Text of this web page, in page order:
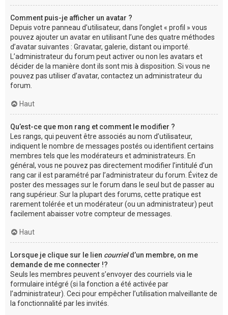
Comment puis-je afficher un avatar ?
Depuis votre panneau d’utilisateur, dans l’onglet « profil » vous
pouvez ajouter un avatar en utilisant l’une des quatre méthodes
d’avatar suivantes : Gravatar, galerie, distant ou importé.
L’administrateur du forum peut activer ou non les avatars et
décider de la manière dont ils sont mis à disposition. Si vous ne
pouvez pas utiliser d’avatar, contactez un administrateur du
forum.
Haut
Qu’est-ce que mon rang et comment le modifier ?
Les rangs, qui peuvent être associés au nom d’utilisateur,
indiquent le nombre de messages postés ou identifient certains
membres tels que les modérateurs et administrateurs. En
général, vous ne pouvez pas directement modifier l’intitulé d’un
rang car il est paramétré par l’administrateur du forum. Évitez de
poster des messages sur le forum dans le seul but de passer au
rang supérieur. Sur la plupart des forums, cette pratique est
rarement tolérée et un modérateur (ou un administrateur) peut
facilement abaisser votre compteur de messages.
Haut
Lorsque je clique sur le lien courrield’un membre, on me
demande de me connecter !?
Seuls les membres peuvent s’envoyer des courriels via le
formulaire intégré (si la fonction a été activée par
l’administrateur). Ceci pour empêcher l’utilisation malveillante de
la fonctionnalité par les invités.